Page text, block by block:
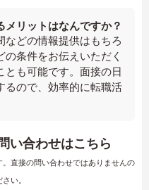
メリットはなんですか？
などの情報提供はもちろ
条件をお伝えいただく
とも可能です。面接の日
るので、効率的に転職活
い合わせはこちら
直接の問い合わせではありませんの
い。